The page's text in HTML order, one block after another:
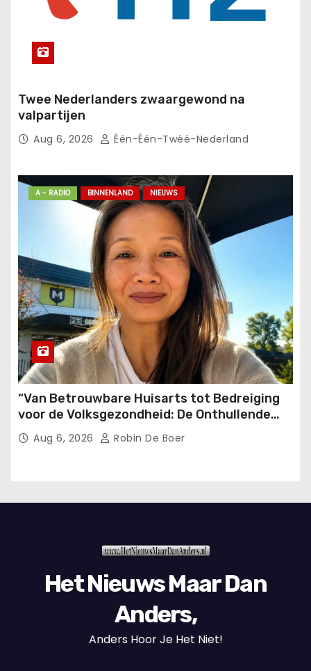
Twee Nederlanders zwaargewond na
valpartijen
Aug 6, 2026 Één-Één-Twéé-Nederland
A - RADIO BINNENLAND NIEUWS
“Van Betrouwbare Huisarts tot Bedreiging
voor de Volksgezondheid: De Onthullende
Transformatie in Slechts 24 Uur!”
Aug 6, 2026 Robin De Boer
Het Nieuws Maar Dan
Anders,
Anders Hoor Je Het Niet!